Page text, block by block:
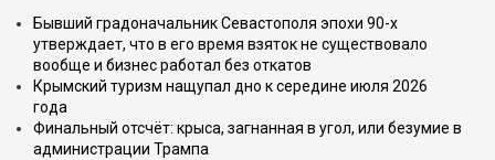
Бывший градоначальник Севастополя эпохи 90-х
утверждает, что в его время взяток не существовало
вообще и бизнес работал без откатов
Крымский туризм нащупал дно к середине июля 2026
года
Финальный отсчёт: крыса, загнанная в угол, или безумие в
администрации Трампа